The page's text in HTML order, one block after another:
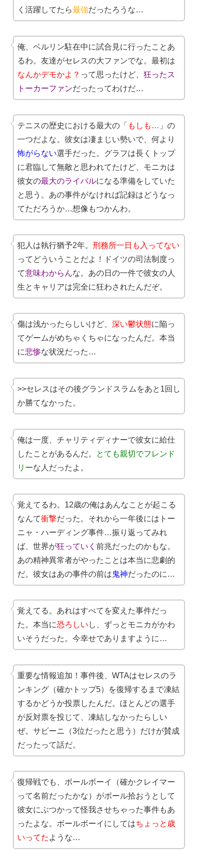
く活躍してたら最強だったろうな…
俺、ベルリン駐在中に試合見に行ったことあ
るわ。友達がセレスの大ファンでな。最初は
なんかデモかよ？ って思ったけど、 狂ったス
トーカーファンだったってわけだ…
テニスの歴史における最大の「 もしも… 」の
一つだよな。彼女は凄まじい勢いで、何より
怖がらない選手だった。グラフは長くトップ
に君臨して無敵と思われてたけど、モニカは
彼女の最大のライバルになる準備をしていた
と思う。あの事件がなければ記録はどうなっ
てただろうか…想像もつかんわ。
犯人は執行猶予2年。 刑務所一日も入ってない
ってどういうことだよ！ドイツの司法制度っ
て意味わからんな。あの日の一件で彼女の人
生とキャリアは完全に狂わされたんだぞ。
傷は浅かったらしいけど、 深い鬱状態に陥っ
てゲームがめちゃくちゃになったんだ。本当
に悲惨な状況だった…
>>セレスはその後グランドスラムをあと1回し
か勝てなかった。
俺は一度、チャリティディナーで彼女に給仕
したことがあるんだ。
とても親切でフレンド
リーな人だったよ。
覚えてるわ。12歳の俺はあんなことが起こる
なんて衝撃だった。それから一年後にはトー
ニャ・ハーディング事件…振り返ってみれ
ば、世界が狂っていく 前兆だったのかもな。
あの精神異常者がやったことは本当に悲劇的
だ。彼女はあの事件の前は鬼神だったのに…
覚えてる。あれはすべてを変えた事件だっ
た。本当に恐ろしい し、ずっとモニカがかわ
いそうだった。今幸せでありますように…
重要な情報追加！事件後、WTAはセレスのラ
ンキング（確かトップ5）を復帰するまで凍結
するかどうか投票したんだ。ほとんどの選手
が反対票を投じて、凍結しなかったらしい
ぜ。サビーニ（3位だったと思う）だけが賛成
だったって話だ。
復帰戦でも、ボールボーイ（確かクレイマー
って名前だったかな）がボール拾おうとして
彼女にぶつかって怪我させちゃった事件もあ
ったよな。ボールボーイにしてはちょっと歳
いってた ような…